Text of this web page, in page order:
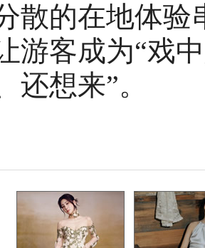
散的在地体验
游客成为“戏
还想来”。